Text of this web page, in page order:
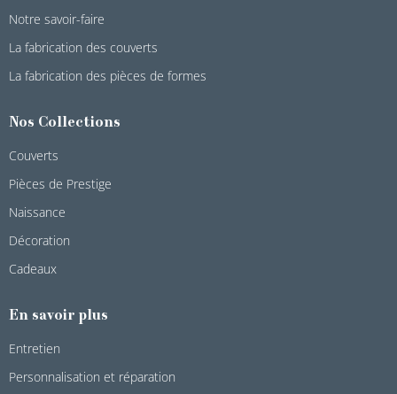
Notre savoir-faire
La fabrication des couverts
La fabrication des pièces de formes
Nos Collections
Couverts
Pièces de Prestige
Naissance
Décoration
Cadeaux
En savoir plus
Entretien
Personnalisation et réparation